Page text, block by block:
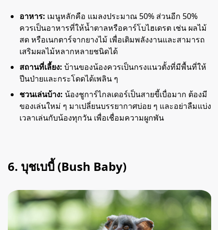
อาหาร: เมนูหลักคือ แมลงประมาณ 50% ส่วนอีก 50%
ควรเป็นอาหารที่ให้น้ำตาลหรือคาร์โบไฮเดรต เช่น ผลไม้
สด หรือเนกตาร์จากยางไม้ เพื่อเติมพลังงานและสามารถ
เสริมผลไม้หลากหลายชนิดได้
สถานที่เลี้ยง: บ้านของน้องควรเป็นกรงแนวตั้งที่มีพื้นที่ให้
ปีนป่ายและกระโดดได้เพลิน ๆ
ชวนเล่นบ้าง: น้องชูการ์ไกลเดอร์เป็นสายขี้เบื่อมาก ต้องมี
ของเล่นใหม่ ๆ มาเปลี่ยนบรรยากาศบ่อย ๆ และอย่าลืมแบ่ง
เวลาเล่นกับน้องทุกวัน เพื่อเชื่อมความผูกพัน
6. บุชเบบี้ (Bush Baby)